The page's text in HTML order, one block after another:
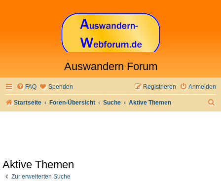
Auswandern Forum
FAQ Spenden Anmelden
Registrieren
Startseite Foren-Übersicht Suche Aktive Themen
Aktive Themen
Zur erweiterten Suche